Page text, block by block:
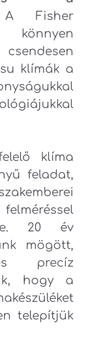
Fisher
könnyen
klímák a
klíma
feladat,
20 év
mögött,
precíz
hogy a
telepítjük